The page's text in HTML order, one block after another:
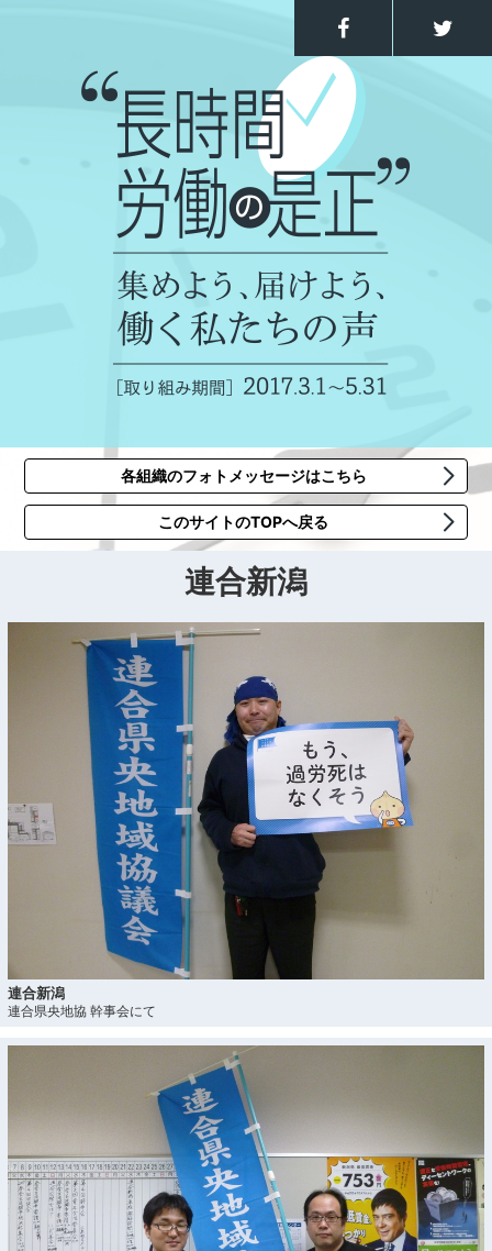
各組織のフォトメッセージはこちら
このサイトのTOPへ戻る
連合新潟
連合新潟
連合県央地協 幹事会にて